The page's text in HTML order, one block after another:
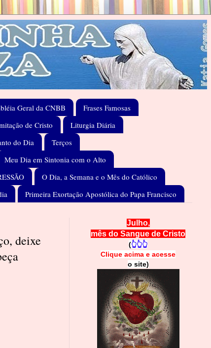
Geral da CNBB
Frases Famosas
de Cristo
Liturgia Diária
do Dia
Terços
Meu Dia em Sintonia com o Alto
O Dia, a Semana e o Mês do Católico
Primeira Exortação Apostólica do Papa Francisco
deixe
Julho,
mês do Sangue de Cristo
(👆👆👆
Clique acima e acesse
o site)